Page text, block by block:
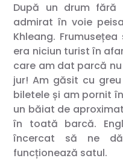
După un drum
admirat în voie
Khleang.
era niciun turist în
care am dat parcă
jur! Am găsit cu
biletele și am pornit
un băiat de
în toată barcă.
încercat să ne
funcționează satul.